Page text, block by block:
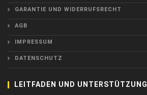
GARANTIE UND WIDERRUFSRECHT
AGB
IMPRESSUM
DATENSCHUTZ
LEITFADEN UND UNTERSTÜTZUNG